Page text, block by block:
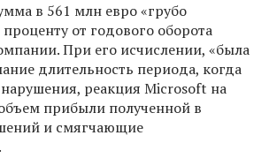
в 561 млн евро «грубо
проценту от годового оборота
При его исчислении, «была
длительность периода, когда
реакция Microsoft на
прибыли полученной в
и смягчающие